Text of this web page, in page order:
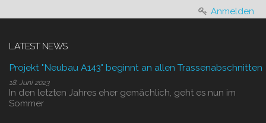
Anmelden
LATEST NEWS
Projekt "Neubau A143" beginnt an allen Trassenabschnitten
18. Juni 2023
In den letzten Jahres eher gemächlich, geht es nun im
Sommer